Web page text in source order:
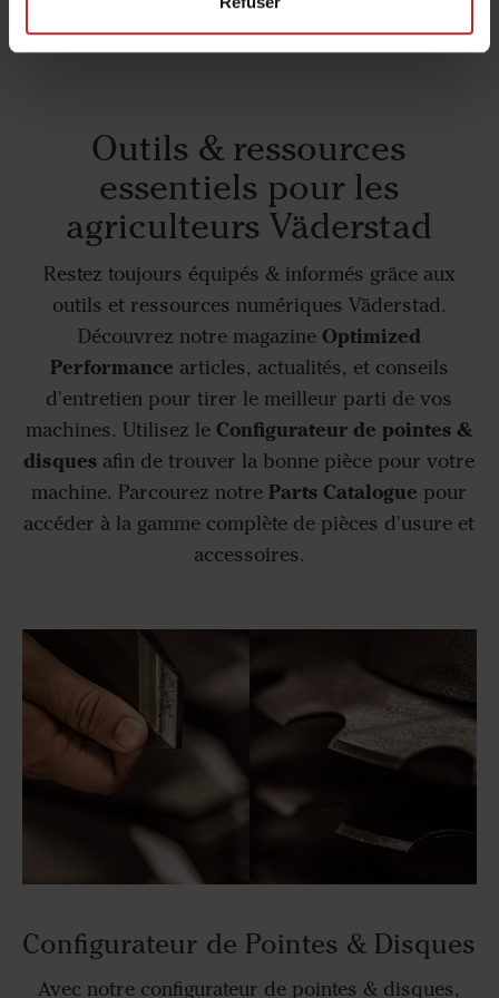
Outils & ressources
essentiels pour les
agriculteurs Väderstad
Restez toujours équipés & informés grâce aux
outils et ressources numériques Väderstad.
Découvrez notre magazine Optimized
Performance articles, actualités, et conseils
d'entretien pour tirer le meilleur parti de vos
machines. Utilisez le Configurateur de pointes &
disques afin de trouver la bonne pièce pour votre
machine. Parcourez notre Parts Catalogue pour
accéder à la gamme complète de pièces d'usure et
accessoires.
Configurateur de Pointes & Disques
Avec notre configurateur de pointes & disques,